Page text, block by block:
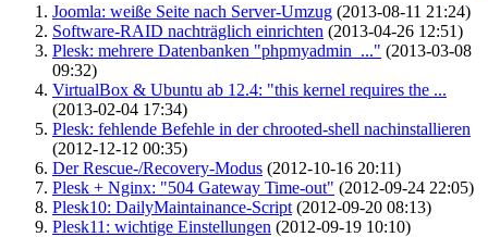
Joomla: weiße Seite nach Server-Umzug (2013-08-11 21:24)
Software-RAID nachträglich einrichten (2013-04-26 12:51)
Plesk: mehrere Datenbanken "phpmyadmin_..." (2013-03-08
09:32)
VirtualBox & Ubuntu ab 12.4: "this kernel requires the ...
(2013-02-04 17:34)
Plesk: fehlende Befehle in der chrooted-shell nachinstallieren
(2012-12-12 00:35)
Der Rescue-/Recovery-Modus (2012-10-16 20:11)
Plesk + Nginx: "504 Gateway Time-out" (2012-09-24 22:05)
Plesk10: DailyMaintainance-Script (2012-09-20 08:13)
Plesk11: wichtige Einstellungen (2012-09-19 10:10)